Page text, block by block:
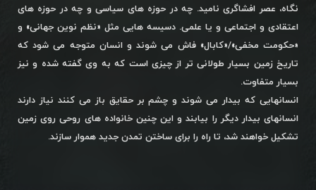
نگاه، عصر افشاگری نامید. چه در حوزه های سیاسی و چه در حوزه های
اعتقادی و اجتماعی و یا علمی. دسیسه هایی مثل «نظم نوین جهانی» و
«حکومت مخفی»/«کابال» فاش می شوند و انسان متوجه می شود که
تاریخ زمین بسیار طولانی تر از چیزی است که به وی گفته شده و نیز
بسیار متفاوت.
انسانهایی که بیدار می شوند و چشم بر حقایق باز می کنند نیاز دارند
انسانهای بیدار دیگر را بیابند و این چنین خانواده های روحی روی زمین
تشکیل خواهند شد، تا راه را برای ساختن تمدن جدید هموار سازند.